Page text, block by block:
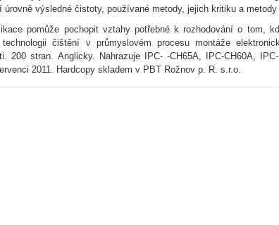
úrovně výsledné čistoty, používané metody, jejich kritiku a
pomůže pochopit vztahy potřebné k rozhodování o tom,
technologii čištění v průmyslovém procesu montáže
200 stran. Anglicky. Nahrazuje IPC- -CH65A, IPC-CH60A,
2011. Hardcopy skladem v PBT Rožnov p. R. s.r.o.